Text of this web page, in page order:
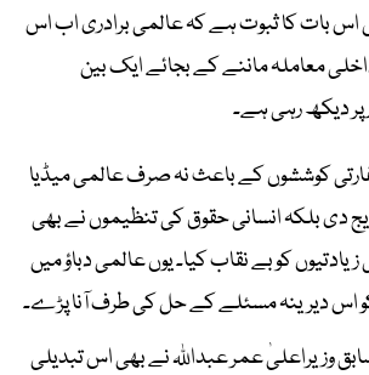
بات کا ثبوت ہے کہ عالمی برادری اب اس
معاملہ ماننے کے بجائے ایک بین
پر دیکھ رہی ہے۔
کوششوں کے باعث نہ صرف عالمی میڈیا
دی بلکہ انسانی حقوق کی تنظیموں نے بھی
کو بے نقاب کیا۔ یوں عالمی دباؤ میں
اس دیرینہ مسئلے کے حل کی طرف آنا پڑے۔
وزیراعلیٰ عمر عبداللہ نے بھی اس تبدیلی